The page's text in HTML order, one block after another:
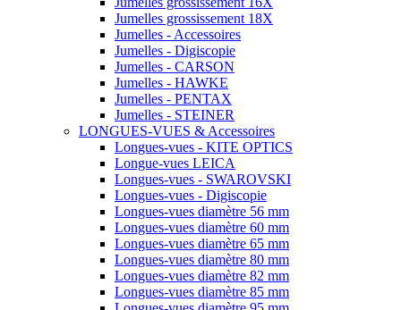
Jumelles grossissement 18X
Jumelles - Accessoires
Jumelles - Digiscopie
Jumelles - CARSON
Jumelles - HAWKE
Jumelles - PENTAX
Jumelles - STEINER
LONGUES-VUES & Accessoires
Longues-vues - KITE OPTICS
Longue-vues LEICA
Longues-vues - SWAROVSKI
Longues-vues - Digiscopie
Longues-vues diamètre 56 mm
Longues-vues diamètre 60 mm
Longues-vues diamètre 65 mm
Longues-vues diamètre 80 mm
Longues-vues diamètre 82 mm
Longues-vues diamètre 85 mm